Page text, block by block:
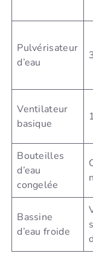
Pulvérisateur
d’eau
Ventilateur
basique
Bouteilles
d’eau
congelée
Bassine
d’eau froide